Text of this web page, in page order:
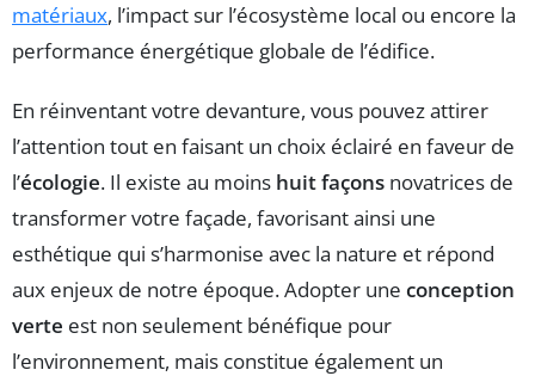
matériaux, l’impact sur l’écosystème local ou encore la
performance énergétique globale de l’édifice.
En réinventant votre devanture, vous pouvez attirer
l’attention tout en faisant un choix éclairé en faveur de
l’écologie. Il existe au moins huit façons novatrices de
transformer votre façade, favorisant ainsi une
esthétique qui s’harmonise avec la nature et répond
aux enjeux de notre époque. Adopter une conception
verte est non seulement bénéfique pour
l’environnement, mais constitue également un